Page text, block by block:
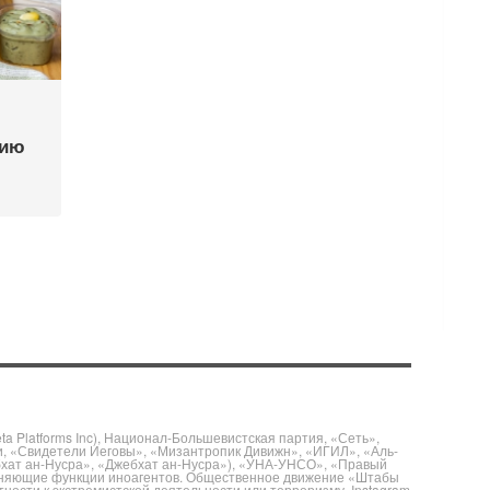
Platforms Inc), Национал-Большевистская партия, «Сеть»,
«Свидетели Иеговы», «Мизантропик Дивижн», «ИГИЛ», «Аль-
ан-Нусра», «Джебхат ан-Нусра»), «УНА-УНСО», «Правый
функции иноагентов. Общественное движение «Штабы